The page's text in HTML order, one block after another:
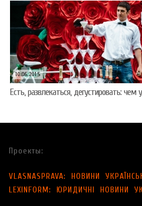
10.06.2015
Есть, развлекаться, дегустировать:
Проекты:
VLASNASPRAVA: НОВИНИ
LEXINFORM: ЮРИДИЧНІ НОВИНИ